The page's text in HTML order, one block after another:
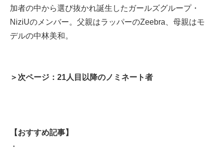
加者の中から選び抜かれ誕生したガールズグループ・
NiziUのメンバー。父親はラッパーのZeebra、母親はモ
デルの中林美和。
＞次ページ：21人目以降のノミネート者
【おすすめ記事】
・